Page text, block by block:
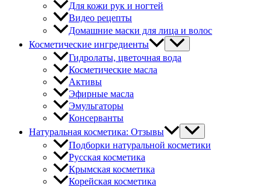
Для кожи рук и ногтей
Видео рецепты
Домашние маски для лица и волос
Косметические ингредиенты
Гидролаты, цветочная вода
Косметические масла
Активы
Эфирные масла
Эмульгаторы
Консерванты
Натуральная косметика: Отзывы
Подборки натуральной косметики
Русская косметика
Крымская косметика
Корейская косметика